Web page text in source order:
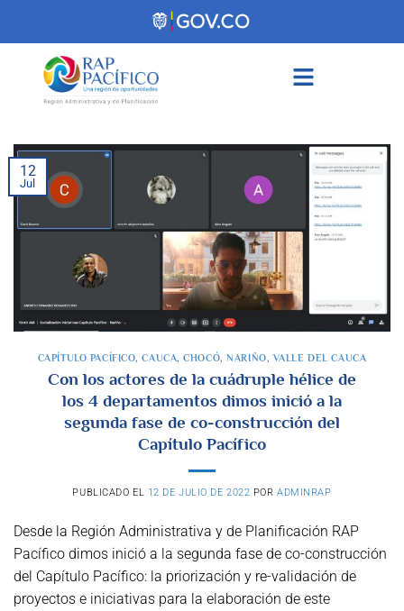
12
Jul
CAPÍTULO PACÍFICO,CAUCA,CHOCÓ,NARIÑO, VALLE DEL CAUCA
Con los actores de la cuádruple hélice de
los 4 departamentos dimos inició a la
segunda fase de co-construcción del
Capítulo Pacífico
PUBLICADO EL 12 DE JULIO DE 2022 PORADMINRAP
Desde la Región Administrativa y de Planificación RAP
Pacífico dimos inició a la segunda fase de co-construcción
del Capítulo Pacífico: la priorización y re-validación de
proyectos e iniciativas para la elaboración de este